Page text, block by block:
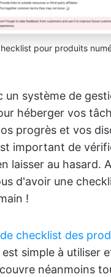
pour produits
un système de
héberger vos
progrès et vos
important de
laisser au hasard.
d'avoir une
!
checklist des
est simple à utiliser
néanmoins